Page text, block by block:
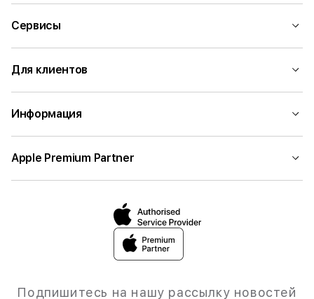
Сервисы
Для клиентов
Информация
Apple Premium Partner
Подпишитесь на нашу рассылку новостей